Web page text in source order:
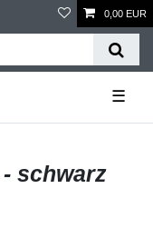
0,00 EUR
☰
schwarz